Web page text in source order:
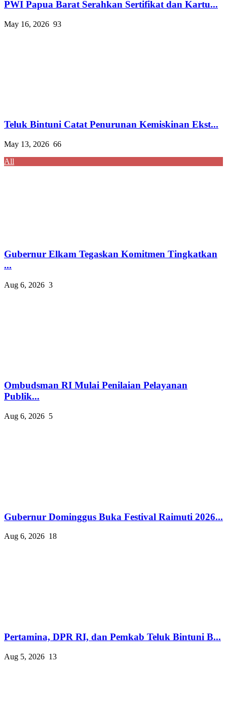
PWI Papua Barat Serahkan Sertifikat dan Kartu...
May 16, 2026 93
Teluk Bintuni Catat Penurunan Kemiskinan Ekst...
May 13, 2026 66
All
Gubernur Elkam Tegaskan Komitmen Tingkatkan
...
Aug 6, 2026 3
Ombudsman RI Mulai Penilaian Pelayanan
Publik...
Aug 6, 2026 5
Gubernur Dominggus Buka Festival Raimuti 2026...
Aug 6, 2026 18
Pertamina, DPR RI, dan Pemkab Teluk Bintuni B...
Aug 5, 2026 13